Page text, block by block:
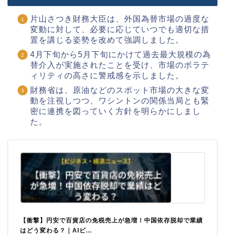
片山さつき財務大臣は、外国為替市場の過度な
変動に対して、必要に応じていつでも適切な措
置を講じる姿勢を改めて強調しました。
4月下旬から5月下旬にかけて過去最大規模の為
替介入が実施されたことを受け、市場のボラテ
ィリティの高さに警戒感を示しました。
財務省は、原油などのスポット市場の大きな変
動を注視しつつ、ワシントンの関係当局とも緊
密に連携を図っていく方針を明らかにしまし
た。
【衝撃】円安で百貨店の免税売上が急増！中国依存脱却で業績
はどう変わる？｜AIビ...